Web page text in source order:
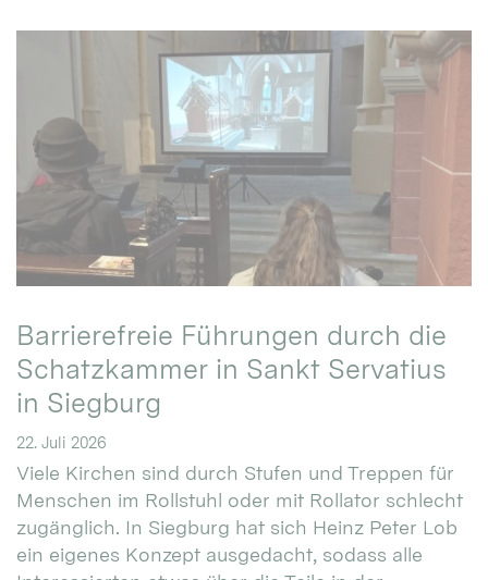
Barrierefreie Führungen durch die
Schatzkammer in Sankt Servatius
in Siegburg
22. Juli 2026
Viele Kirchen sind durch Stufen und Treppen für
Menschen im Rollstuhl oder mit Rollator schlecht
zugänglich. In Siegburg hat sich Heinz Peter Lob
ein eigenes Konzept ausgedacht, sodass alle